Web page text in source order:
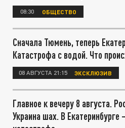
08:30 ОБЩЕСТВО
Сначала Тюмень, теперь
Катастрофа с водой. Что
08 АВГУСТА 21:15 ЭКСКЛЮЗИВ
Главное к вечеру 8 августа.
Украина шах. В Екатеринбурге